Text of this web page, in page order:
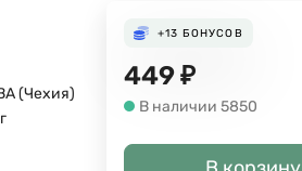
(Чехия)
+13 БОНУСОВ
449₽
В наличии 5850